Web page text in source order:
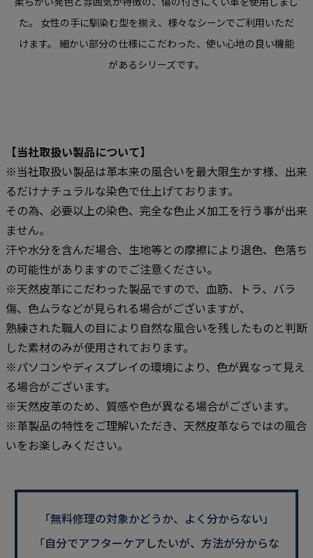
た。
女性の手に馴染む型を揃え、様々なシーンでご利用いただ
けます。 細かい部分の仕様にこだわった、使い心地の良い機能
があるシリーズです。
【当社取扱い製品について】
※当社取扱い製品は革本来の風合いを最大限生かす様、出来
るだけナチュラルな染色で仕上げております。
その為、必要以上の染色、完全な色止メ加工を行う事が出来
ません。
汗や水分を含んだ場合、生地等との摩擦により退色、色落ち
の可能性がありますのでご注意ください。
※天然皮革にこだわった製品ですので、血筋、トラ、バラ
傷、色ムラなどが見られる場合がございますが、
熟練された職人の目により自然な風合いを残したものと判断
した素材のみが使用されております。
※パソコンやディスプレイの環境により、色が異なって見え
る場合がございます。
※天然皮革のため、質感や色が異なる場合がございます。
※革製品の特性をご理解いただき、天然皮革ならではの風合
いをお楽しみください。
「無料修理の対象かどうか、よく分からない」
「自分でアフターケアしたいが、方法が分からな